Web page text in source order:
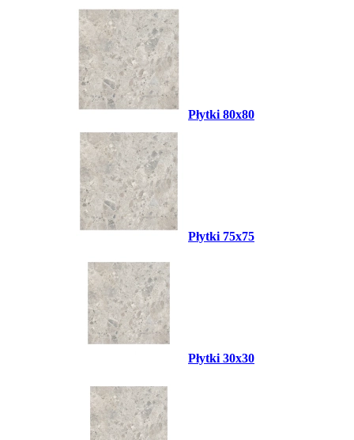
Płytki 80x80
Płytki 75x75
Płytki 30x30